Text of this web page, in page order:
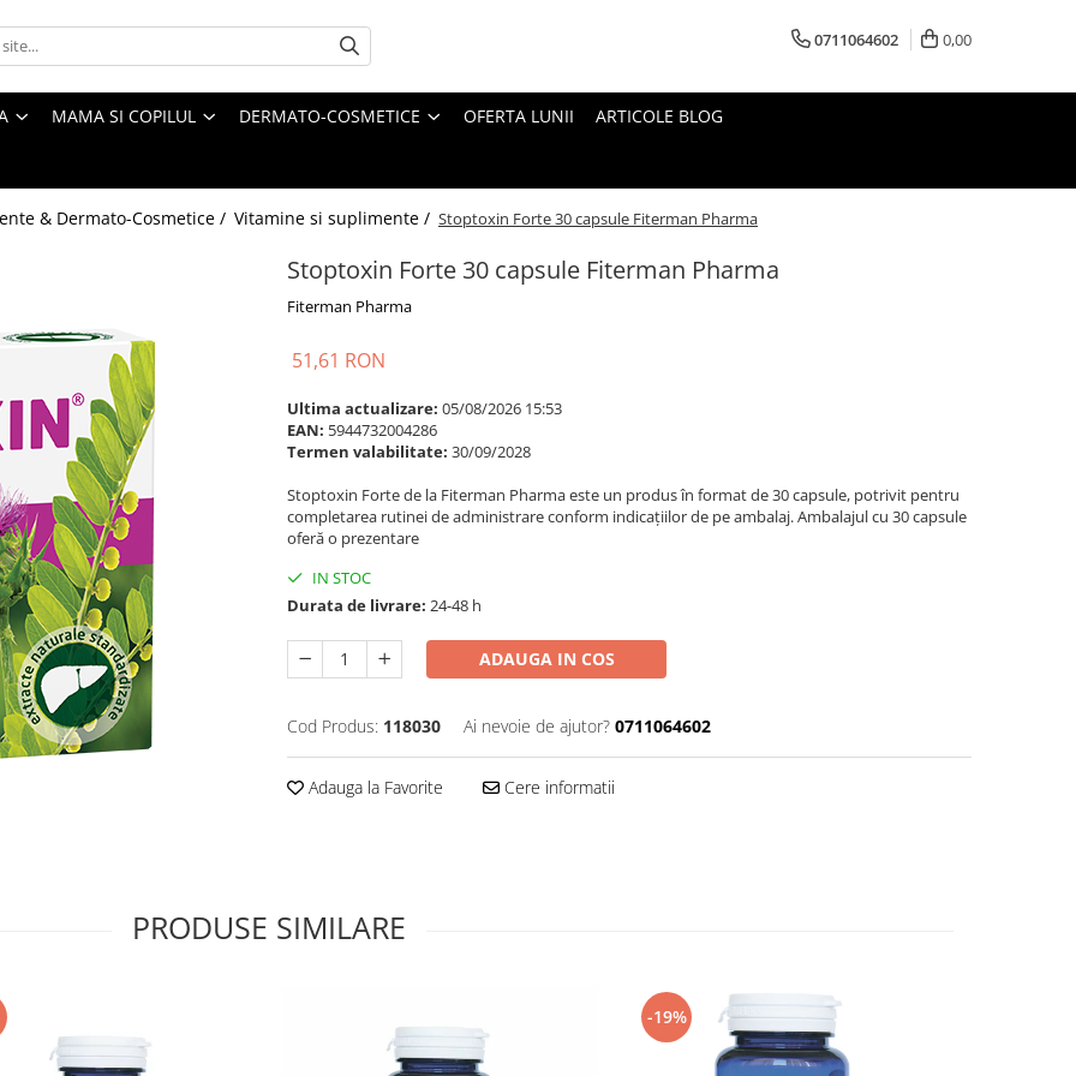
0711064602 0,00
MAMA SI COPILUL DERMATO-COSMETICE OFERTA LUNII ARTICOLE BLOG
& Dermato-Cosmetice / Vitamine si suplimente / Stoptoxin Forte 30 capsule Fiterman Pharma
Stoptoxin Forte 30 capsule Fiterman Pharma
Fiterman Pharma
51,61 RON
Ultima actualizare: 05/08/2026 15:53
EAN: 5944732004286
Termen valabilitate: 30/09/2028
Stoptoxin Forte de la Fiterman Pharma este un produs în format de 30 capsule, potrivit pentru
completarea rutinei de administrare conform indicațiilor de pe ambalaj. Ambalajul cu 30 capsule
oferă o prezentare
IN STOC
Durata de livrare: 24-48 h
ADAUGA IN COS
Cod Produs: 118030 Ai nevoie de ajutor? 0711064602
Adauga la Favorite Cere informatii
PRODUSE SIMILARE
-19%